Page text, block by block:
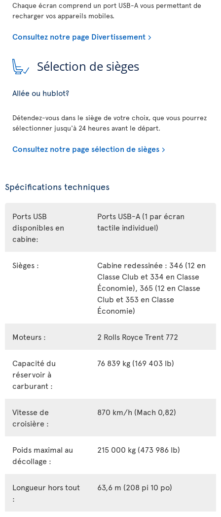
Chaque écran comprend un port USB-A vous permettant de
recharger vos appareils mobiles.
Consultez notre page Divertissement
Sélection de sièges
Allée ou hublot?
Détendez-vous dans le siège de votre choix, que vous pourrez
sélectionner jusqu'à 24 heures avant le départ.
Consultez notre page sélection de sièges
Spécifications techniques
Ports USB
disponibles en
cabine:
Ports USB-A (1 par écran
tactile individuel)
Sièges :
Cabine redessinée : 346 (12 en
Classe Club et 334 en Classe
Économie), 365 (12 en Classe
Club et 353 en Classe
Économie)
Moteurs : 2 Rolls Royce Trent 772
Capacité du
réservoir à
carburant :
76 839 kg (169 403 lb)
Vitesse de
croisière :
870 km/h (Mach 0,82)
Poids maximal au
décollage :
215 000 kg (473 986 lb)
Longueur hors tout
:
63,6 m (208 pi 10 po)